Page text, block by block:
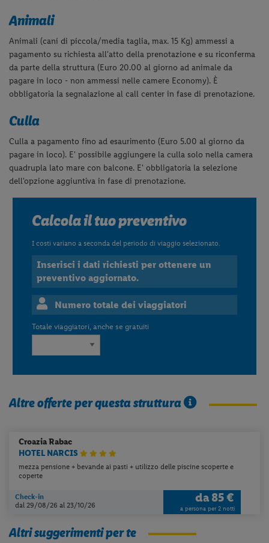
Animali
Animali (cani di piccola/media taglia, max. 15 Kg) ammessi a
pagamento su richiesta all'atto della prenotazione e su riconferma
da parte della struttura (Euro 20.00 al giorno ad animale da
pagare in loco - non ammessi nelle camere Economy). È
obbligatoria la segnalazione al call center in fase di prenotazione.
Culla
Culla a pagamento fino ad esaurimento (Euro 5.00 al giorno da
pagare in loco). E' possibile aggiungere la culla solo nella camera
quadrupla lato mare con balcone. E' obbligatoria la selezione
dell'opzione aggiuntiva in fase di prenotazione.
Calcola il tuo preventivo
I costi variano a seconda del periodo di viaggio selezionato.
Inserisci i dati richiesti per ottenere un
preventivo aggiornato.
Numero totale dei viaggiatori
Totale viaggiatori, anche se gratuiti
Altre offerte per questa struttura
CroaziaRabac
HOTEL NARCIS
mezza pensione + bevande ai pasti + utilizzo delle piscine scoperte e
coperte
Check-in
dal 29/08/26al 23/10/26
da85 €
a persona per 2 notti
Altri suggerimenti per te